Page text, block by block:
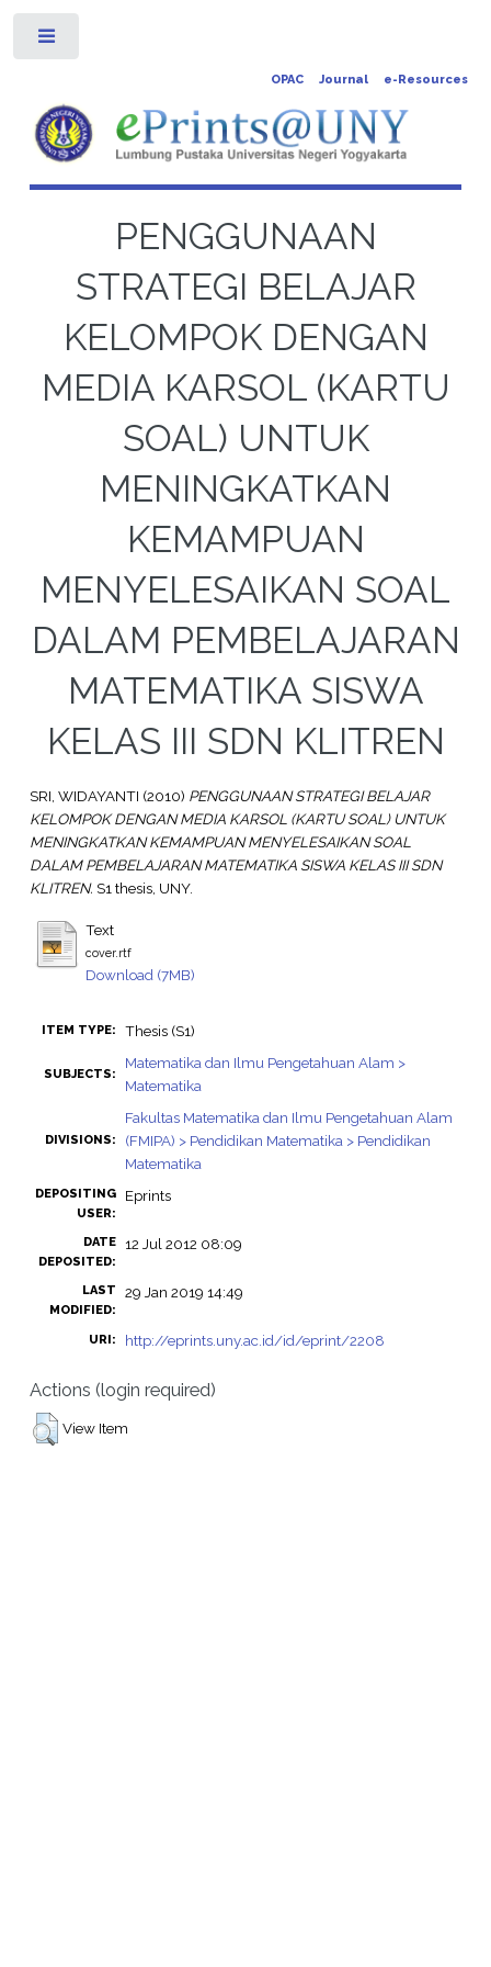
OPAC Journal e-Resources
PENGGUNAAN
STRATEGI BELAJAR
KELOMPOK DENGAN
MEDIA KARSOL (KARTU
SOAL) UNTUK
MENINGKATKAN
KEMAMPUAN
MENYELESAIKAN SOAL
DALAM PEMBELAJARAN
MATEMATIKA SISWA
KELAS III SDN KLITREN
SRI, WIDAYANTI (2010) PENGGUNAAN STRATEGI BELAJAR
KELOMPOK DENGAN MEDIA KARSOL (KARTU SOAL) UNTUK
MENINGKATKAN KEMAMPUAN MENYELESAIKAN SOAL
DALAM PEMBELAJARAN MATEMATIKA SISWA KELAS III SDN
KLITREN. S1 thesis, UNY.
Text
cover.rtf
Download (7MB)
ITEM TYPE: Thesis (S1)
SUBJECTS:
Matematika dan Ilmu Pengetahuan Alam >
Matematika
DIVISIONS:
Fakultas Matematika dan Ilmu Pengetahuan Alam
(FMIPA) > Pendidikan Matematika > Pendidikan
Matematika
DEPOSITING
USER:
Eprints
DATE
DEPOSITED:
12 Jul 2012 08:09
LAST
MODIFIED:
29 Jan 2019 14:49
URI: http://eprints.uny.ac.id/id/eprint/2208
Actions (login required)
View Item